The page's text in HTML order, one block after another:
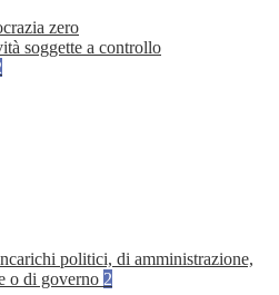
zero
soggette a controllo
politici, di amministrazione,
o di governo 2